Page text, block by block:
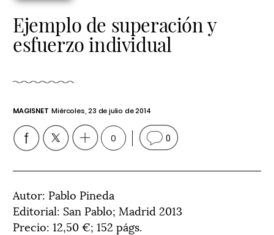
Ejemplo de superación y
esfuerzo individual
MAGISNET Miércoles, 23 de julio de 2014
0 0
Autor: Pablo Pineda
Editorial: San Pablo; Madrid 2013
Precio: 12,50 €; 152 págs.